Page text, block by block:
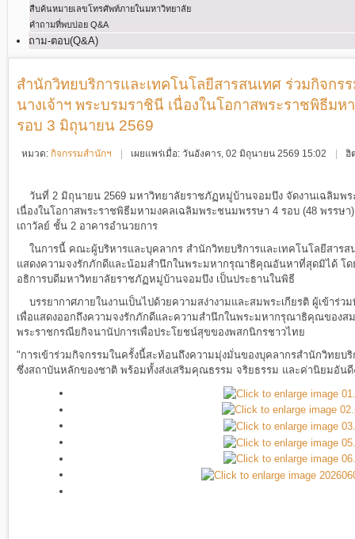
สืบค้นหมายเลขโทรศัพท์ภายในมหาวิทยาลัย
คำถามที่พบบ่อย Q&A
ถาม-ตอบ(Q&A)
สำนักวิทยบริการและเทคโนโลยีสารสนเทศ ร่วมกิจกร
นางเจ้าฯ พระบรมราชินี เนื่องในโอกาสพระราชพิธีม
รอบ 3 มิถุนายน 2569
หมวด: กิจกรรมสำนักฯ เผยแพร่เมื่อ: วันอังคาร, 02 มิถุนายน 2569 15:02 ฮิ
วันที่ 2 มิถุนายน 2569 มหาวิทยาลัยราชภัฏหมู่บ้านจอมบึง จัดงานเฉลิมพระ
เนื่องในโอกาสพระราชพิธีมหามงคลเฉลิมพระชนมพรรษา 4 รอบ (48 พรร
เถาวัลย์ ชั้น 2 อาคารอำนวยการ
ในการนี้ คณะผู้บริหารและบุคลากร สำนักวิทยบริการและเทคโนโลยีสารสน
แสดงความจงรักภักดีและน้อมสำนึกในพระมหากรุณาธิคุณอันหาที่สุดมิได้ โ
อธิการบดีมหาวิทยาลัยราชภัฏหมู่บ้านจอมบึง เป็นประธานในพิธี
บรรยากาศภายในงานเป็นไปด้วยความสง่างามและสมพระเกียรติ ผู้เข้าร่
เพื่อแสดงออกถึงความจงรักภักดีและความสำนึกในพระมหากรุณาธิคุณของส
พระราชกรณียกิจนานัปการเพื่อประโยชน์สุขของพสกนิกรชาวไทย
"การเข้าร่วมกิจกรรมในครั้งนี้สะท้อนถึงความมุ่งมั่นของบุคลากรสำนักวิทยบริ
ซึ่งสถาบันหลักของชาติ พร้อมทั้งส่งเสริมคุณธรรม จริยธรรม และค่านิยมอันดี